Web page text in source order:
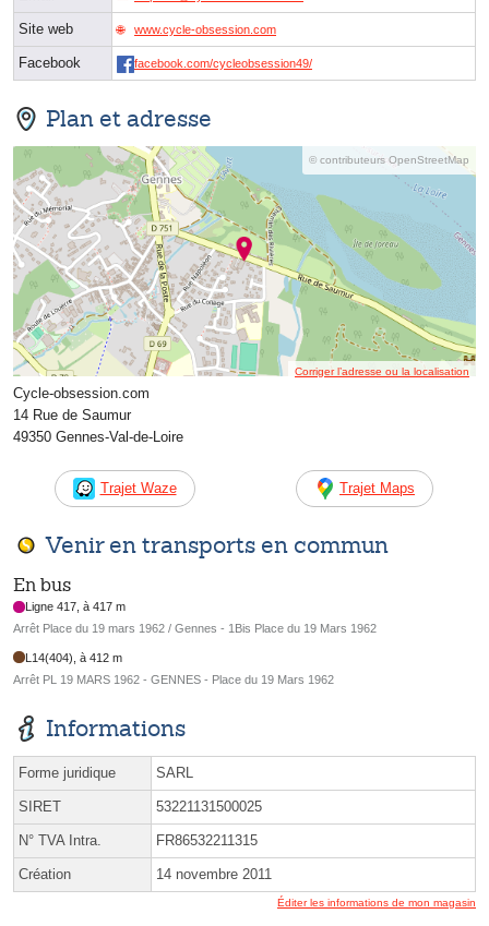
Site web www.cycle-obsession.com
Facebook facebook.com/cycleobsession49/
Plan et adresse
© contributeurs OpenStreetMap
Corriger l’adresse ou la localisation
Cycle-obsession.com
14 Rue de Saumur
49350 Gennes-Val-de-Loire
Trajet Waze Trajet Maps
Venir en transports en commun
En bus
Ligne 417, à 417 m
Arrêt Place du 19 mars 1962 / Gennes - 1Bis Place du 19 Mars 1962
L14(404), à 412 m
Arrêt PL 19 MARS 1962 - GENNES - Place du 19 Mars 1962
Informations
Forme juridique SARL
SIRET 53221131500025
N° TVA Intra. FR86532211315
Création 14 novembre 2011
Éditer les informations de mon magasin